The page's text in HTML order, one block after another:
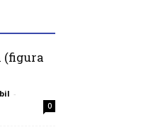
(figura
-
0